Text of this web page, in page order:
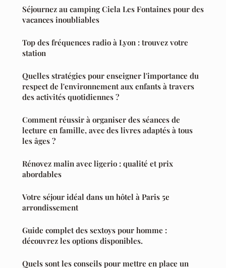
Séjournez au camping Ciela Les Fontaines pour des
vacances inoubliables
Top des fréquences radio à Lyon : trouvez votre
station
Quelles stratégies pour enseigner l'importance du
respect de l'environnement aux enfants à travers
des activités quotidiennes ?
Comment réussir à organiser des séances de
lecture en famille, avec des livres adaptés à tous
les âges ?
Rénovez malin avec ligerio : qualité et prix
abordables
Votre séjour idéal dans un hôtel à Paris 5e
arrondissement
Guide complet des sextoys pour homme :
découvrez les options disponibles.
Quels sont les conseils pour mettre en place un